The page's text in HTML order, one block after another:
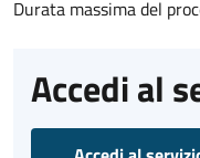
Durata massima del
Accedi al